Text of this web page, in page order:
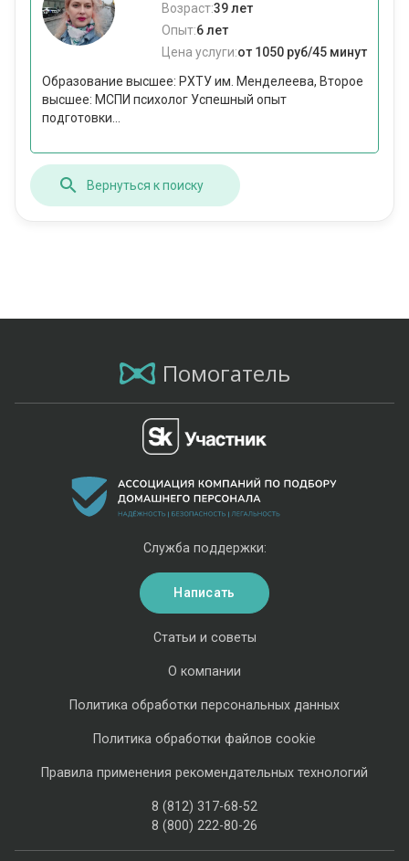
Возраст:39 лет
Опыт:6 лет
Цена услуги:от 1050 руб/45 минут
Образование высшее: РХТУ им. Менделеева, Второе
высшее: МСПИ психолог Успешный опыт
подготовки...
Вернуться к поиску
Помогатель
Статьи и советы
О компании
Политика обработки персональных данных
Политика обработки файлов cookie
Правила применения рекомендательных технологий
8 (812) 317-68-52
8 (800) 222-80-26
Служба поддержки:
Написать